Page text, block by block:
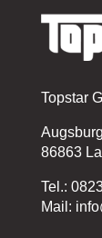
Topstar
86863
Tel.:
Mail: